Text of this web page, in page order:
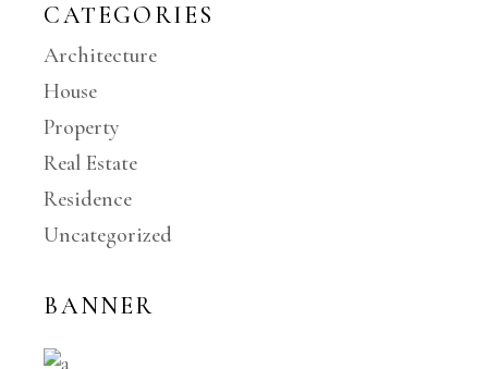
CATEGORIES
Architecture
House
Property
Real Estate
Residence
Uncategorized
BANNER